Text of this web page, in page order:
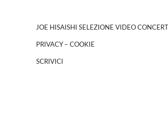
JOE HISAISHI SELEZIONE VIDEO CONCERTI
PRIVACY – COOKIE
SCRIVICI